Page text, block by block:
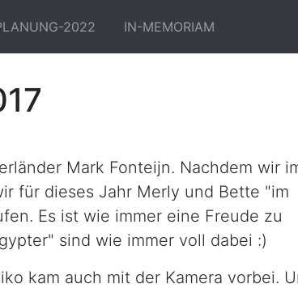
2022 IN-MEMORIAM
Mark Fonteijn. Nachdem wir
für dieses Jahr Merly und Bette "im
Es ist wie immer eine Freude zu
sind wie immer voll dabei :)
kam auch mit der Kamera vorbei.